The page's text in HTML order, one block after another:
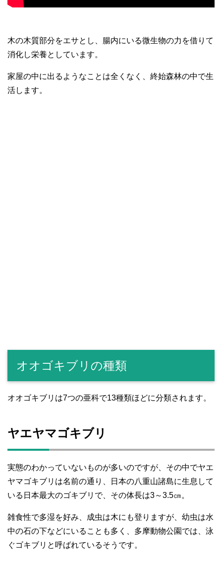
木の木質部分をエサとし、腸内にいる微生物の力を借りて
消化し栄養としています。
家屋の中に出るようなことは全くなく、終始森林の中で生
活します。
オオゴキブリの種類
オオゴキブリは7つの亜科で13種類ほどに分類されます。
ヤエヤマゴキブリ
実態のわかっていないものが多いのですが、その中でヤエ
ヤマゴキブリは名前の通り、日本の八重山諸島に生息して
いる日本最大のゴキブリで、その体長は3～3.5㎝。
雑食性で多湿を好み、成虫は木にも登りますが、幼虫は水
中の石の下などにいることも多く、多摩動物公園では、泳
ぐゴキブリと呼ばれているそうです。